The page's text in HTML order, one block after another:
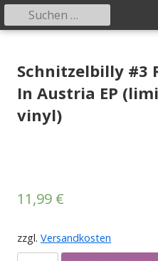
zum
Primäres
Suchen
nach:
Schnitzelbilly #3
In Austria EP
vinyl)
11,99 €
zzgl. Versandkosten